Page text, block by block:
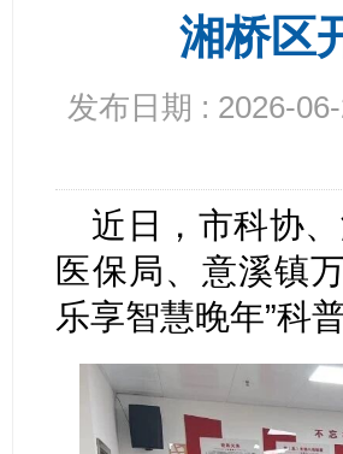
湘桥区
发布日期 : 2026-
近日，市科协
医保局、意溪镇
乐享智慧晚年”科